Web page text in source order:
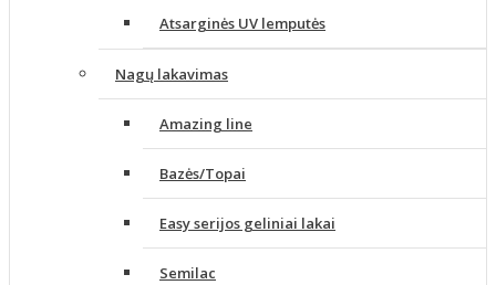
Atsarginės UV lemputės
Nagų lakavimas
Amazing line
Bazės/Topai
Easy serijos geliniai lakai
Semilac